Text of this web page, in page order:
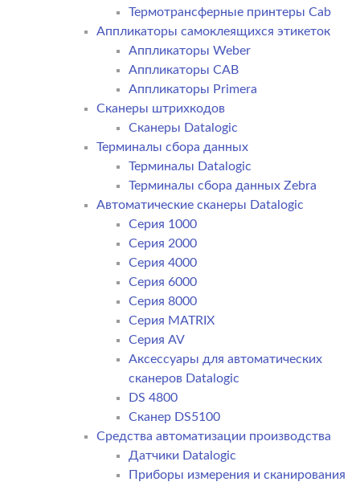
Термотрансферные принтеры Cab
Аппликаторы самоклеящихся этикеток
Аппликаторы Weber
Аппликаторы CAB
Аппликаторы Primera
Сканеры штрихкодов
Сканеры Datalogic
Терминалы сбора данных
Терминалы Datalogic
Терминалы сбора данных Zebra
Автоматические сканеры Datalogic
Серия 1000
Серия 2000
Серия 4000
Серия 6000
Серия 8000
Серия MATRIX
Серия AV
Аксессуары для автоматических
сканеров Datalogic
DS 4800
Сканер DS5100
Средства автоматизации производства
Датчики Datalogic
Приборы измерения и сканирования